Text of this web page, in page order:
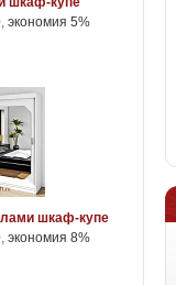
экономия 5%
шкаф-купе
экономия 8%